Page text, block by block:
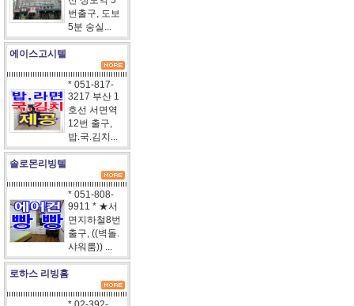
번출구, 도보
5분 숭실...
에이스고시텔
* 051-817-
3217 부산 1
호선 서면역
12번 출구,
밥.국.김치...
솔로몬리빙텔
* 051-808-
9911 * ★서
면지하철8번
출구, ((벽돌.
샤워룸)) ...
로하스 리빙홈